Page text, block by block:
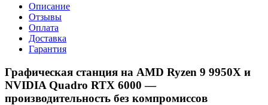
Описание
Отзывы
Оплата
Доставка
Гарантия
Графическая станция на AMD Ryzen 9 9950X и
NVIDIA Quadro RTX 6000 —
производительность без компромиссов